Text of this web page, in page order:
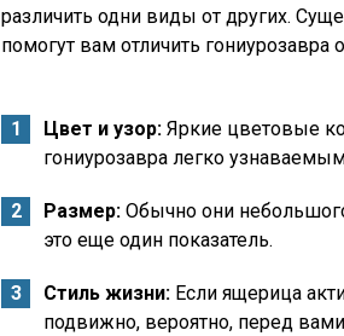
различить одни виды от других.
помогут вам отличить гониурозавра
Цвет и узор: Яркие цветовые
гониурозавра легко
Размер: Обычно они
это еще один показатель.
Стиль жизни: Если ящерица
подвижно, вероятно, перед